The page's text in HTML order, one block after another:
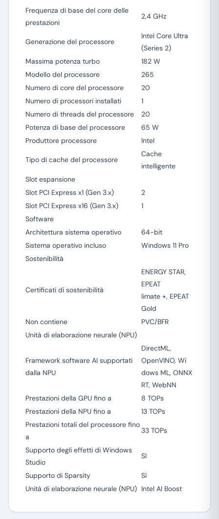
Frequenza di base del core delle
prestazioni
2,4 GHz
Generazione del processore
Intel Core Ultra
(Series 2)
Massima potenza turbo
182 W
Modello del processore
265
Numero di core del processore
20
Numero di processori installati
1
Numero di threads del processore
20
Potenza di base del processore
65 W
Produttore processore
Intel
Tipo di cache del processore
Cache
intelligente
Slot espansione
Slot PCI Express x1 (Gen 3.x)
2
Slot PCI Express x16 (Gen 3.x)
1
Software
Architettura sistema operativo
64-bit
Sistema operativo incluso
Windows 11 Pro
Sostenibilità
Certificati di sostenibilità
ENERGY STAR,
EPEAT
limate +, EPEAT
Gold
Non contiene
PVC/BFR
Unità di elaborazione neurale (NPU)
Framework software AI supportati
dalla NPU
DirectML,
OpenVINO, Wi
dows ML, ONNX
RT, WebNN
Prestazioni della GPU fino a
8 TOPs
Prestazioni della NPU fino a
13 TOPs
Prestazioni totali del processore fino
a
33 TOPs
Supporto degli effetti di Windows
Studio
Sì
Supporto di Sparsity
Sì
Unità di elaborazione neurale (NPU) Intel AI Boost